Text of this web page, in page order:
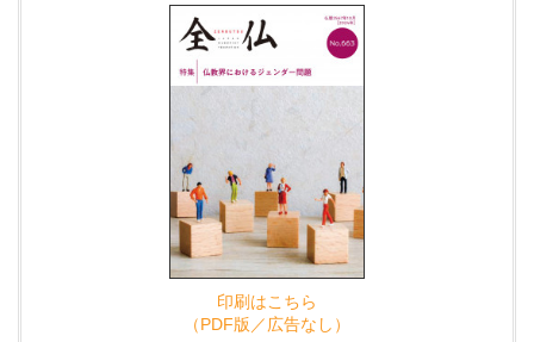
印刷はこちら
（PDF版／広告なし）